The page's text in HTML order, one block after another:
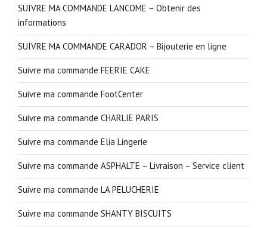
SUIVRE MA COMMANDE LANCOME – Obtenir des
informations
SUIVRE MA COMMANDE CARADOR – Bijouterie en ligne
Suivre ma commande FEERIE CAKE
Suivre ma commande FootCenter
Suivre ma commande CHARLIE PARIS
Suivre ma commande Elia Lingerie
Suivre ma commande ASPHALTE – Livraison – Service client
Suivre ma commande LA PELUCHERIE
Suivre ma commande SHANTY BISCUITS